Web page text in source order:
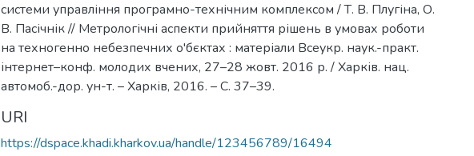
системи управління програмно-технічним комплексом / Т. В. Плугіна, О.
В. Пасічнік // Метрологічні аспекти прийняття рішень в умовах роботи
на техногенно небезпечних о'бєктах : матеріали Всеукр. наук.-практ.
інтернет–конф. молодих вчених, 27–28 жовт. 2016 р. / Харків. нац.
автомоб.-дор. ун-т. – Харків, 2016. – С. 37–39.
URI
https://dspace.khadi.kharkov.ua/handle/123456789/16494